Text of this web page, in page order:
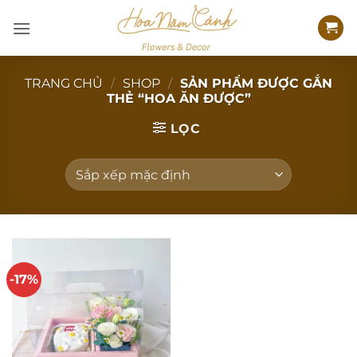
qua
TRANG CHỦ
/ SHOP / SẢN PHẨM ĐƯỢC GẮN
THẺ “HOA ĂN ĐƯỢC”
LỌC
-17%